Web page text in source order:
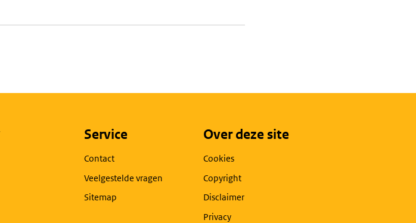
Service
Contact
Veelgestelde vragen
Sitemap
Over deze site
Cookies
Copyright
Disclaimer
Privacy